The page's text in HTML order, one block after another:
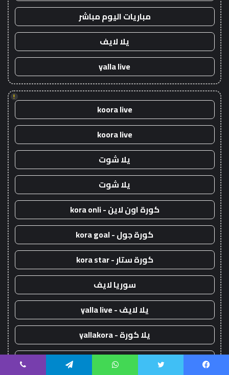
مباريات اليوم مباشر
يلا لايف
yalla live
!
koora live
koora live
يلا شوت
يلا شوت
كورة اون لاين - kora onli
كورة جول - kora goal
كورة ستار - kora star
سوريا لايف
يلا لايف - yalla live
يلا كورة - yallakora
kora live